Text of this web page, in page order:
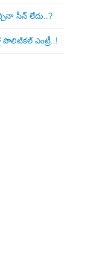
సీన్ లేదు..?
ఎంట్రీ..!